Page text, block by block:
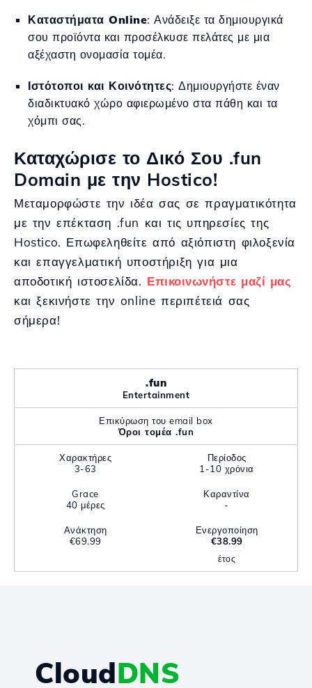
Καταστήματα Online: Ανάδειξε τα δημιουργικά
σου προϊόντα και προσέλκυσε πελάτες με μια
αξέχαστη ονομασία τομέα.
Ιστότοποι και Κοινότητες: Δημιουργήστε έναν
διαδικτυακό χώρο αφιερωμένο στα πάθη και τα
χόμπι σας.
Καταχώρισε το Δικό Σου .fun
Domain με την Hostico!
Μεταμορφώστε την ιδέα σας σε πραγματικότητα
με την επέκταση .fun και τις υπηρεσίες της
Hostico. Επωφεληθείτε από αξιόπιστη φιλοξενία
και επαγγελματική υποστήριξη για μια
αποδοτική ιστοσελίδα. Επικοινωνήστε μαζί μας
και ξεκινήστε την online περιπέτειά σας
σήμερα!
.fun
Entertainment
Επικύρωση του email box
Όροι τομέα .fun
Χαρακτήρες
3-63
Περίοδος
1-10 χρόνια
Grace
40 μέρες
Καραντίνα
-
Ανάκτηση
€69.99
Ενεργοποίηση
€38.99
έτος
CloudDNS